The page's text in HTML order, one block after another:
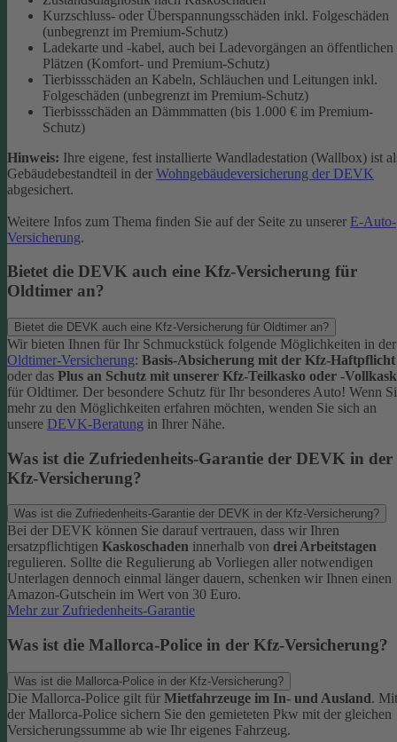
Kurzschluss- oder Überspannungsschäden inkl. Folgeschäden
(unbegrenzt im Premium-Schutz)
Ladekarte und -kabel, auch bei Ladevorgängen an öffentlichen
Plätzen (Komfort- und Premium-Schutz)
Tierbissschäden an Kabeln, Schläuchen und Leitungen inkl.
Folgeschäden (unbegrenzt im Premium-Schutz)
Tierbissschäden an Dämmmatten (bis 1.000 € im Premium-
Schutz)
Hinweis: Ihre eigene, fest installierte Wandladestation (Wallbox) ist
Gebäudebestandteil in der Wohngebäudeversicherung der DEVK
abgesichert.
Weitere Infos zum Thema finden Sie auf der Seite zu unserer E-Auto-
Versicherung.
Bietet die DEVK auch eine Kfz-Versicherung für
Oldtimer an?
Bietet die DEVK auch eine Kfz-Versicherung für Oldtimer an?
Wir bieten Ihnen für Ihr Schmuckstück folgende Möglichkeiten in der
Oldtimer-Versicherung: Basis-Absicherung mit der Kfz-Haftpflicht
oder das Plus an Schutz mit unserer Kfz-Teilkasko oder -
für Oldtimer. Der besondere Schutz für Ihr besonderes Auto! Wenn
mehr zu den Möglichkeiten erfahren möchten, wenden Sie sich an
unsere DEVK-Beratung in Ihrer Nähe.
Was ist die Zufriedenheits-Garantie der DEVK in der
Kfz-Versicherung?
Was ist die Zufriedenheits-Garantie der DEVK in der Kfz-Versicherung?
Bei der DEVK können Sie darauf vertrauen, dass wir Ihren
ersatzpflichtigen Kaskoschaden innerhalb von drei Arbeitstagen
regulieren. Sollte die Regulierung ab Vorliegen aller notwendigen
Unterlagen dennoch einmal länger dauern, schenken wir Ihnen einen
Amazon-Gutschein im Wert von 30 Euro.
Mehr zur Zufriedenheits-Garantie
Was ist die Mallorca-Police in der Kfz-Versicherung?
Was ist die Mallorca-Police in der Kfz-Versicherung?
Die Mallorca-Police gilt für Mietfahrzeuge im In- und Ausland. Mit
der Mallorca-Police sichern Sie den gemieteten Pkw mit der gleichen
Versicherungssumme ab wie Ihr eigenes Fahrzeug.